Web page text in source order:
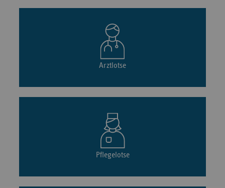
Arztlotse
Pflegelotse